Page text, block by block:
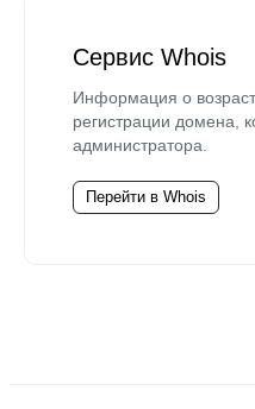
Сервис Whois
Информация о
регистрации домена,
администратора.
Перейти в Whois